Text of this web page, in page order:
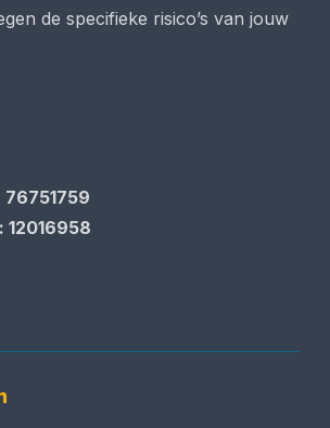
de specifieke risico’s van jouw
76751759
12016958